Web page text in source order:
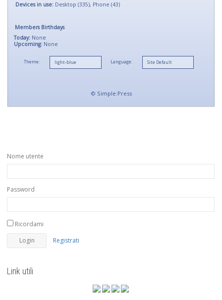
Devices in use: Desktop (335), Phone (43)
Members Birthdays
Today: None
Upcoming: None
Theme: Language:
© Simple:Press
Nome utente
Password
Ricordami
Registrati
Link utili